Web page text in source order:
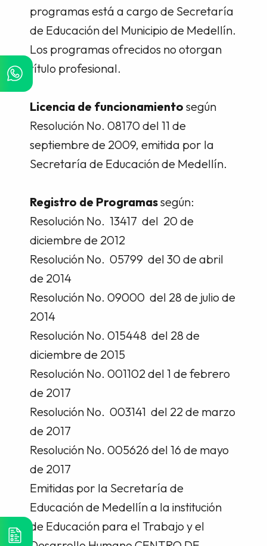
programas está a cargo de Secretaría
de Educación del Municipio de Medellín.
Los programas ofrecidos no otorgan
título profesional.
Licencia de funcionamiento según
Resolución No. 08170 del 11 de
septiembre de 2009, emitida por la
Secretaría de Educación de Medellín.
Registro de Programassegún:
Resolución No. 13417 del 20 de
diciembre de 2012
Resolución No. 05799 del 30 de abril
de 2014
Resolución No. 09000 del 28 de julio de
2014
Resolución No. 015448 del 28 de
diciembre de 2015
Resolución No. 001102 del 1 de febrero
de 2017
Resolución No. 003141 del 22 de marzo
de 2017
Resolución No. 005626 del 16 de mayo
de 2017
Emitidas por la Secretaría de
Educación de Medellín a la institución
de Educación para el Trabajo y el